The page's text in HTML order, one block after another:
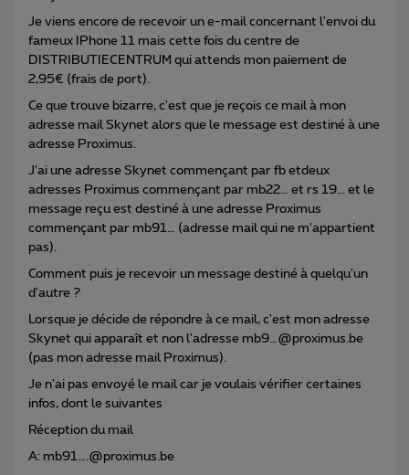
Je viens encore de recevoir un e-mail concernant l'envoi du
fameux IPhone 11 mais cette fois du centre de
DISTRIBUTIECENTRUM qui attends mon paiement de
2,95€ (frais de port).
Ce que trouve bizarre, c'est que je reçois ce mail à mon
adresse mail Skynet alors que le message est destiné à une
adresse Proximus.
J'ai une adresse Skynet commençant par fb etdeux
adresses Proximus commençant par mb22… et rs 19... et le
message reçu est destiné à une adresse Proximus
commençant par mb91… (adresse mail qui ne m'appartient
pas).
Comment puis je recevoir un message destiné à quelqu'un
d'autre ?
Lorsque je décide de répondre à ce mail, c'est mon adresse
Skynet qui apparaît et non l'adresse mb9…@proximus.be
(pas mon adresse mail Proximus).
Je n'ai pas envoyé le mail car je voulais vérifier certaines
infos, dont le suivantes
Réception du mail
A: mb91….@proximus.be